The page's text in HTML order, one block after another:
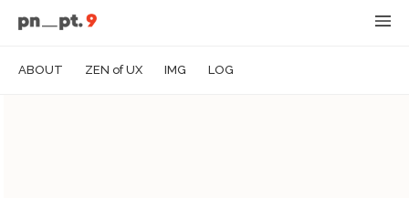
ABOUT ZEN of UX IMG LOG